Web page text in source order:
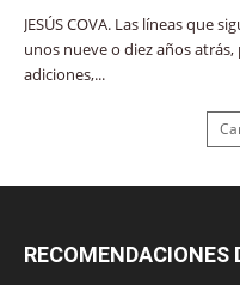
JESÚS COVA. Las líneas que
unos nueve o diez años
adiciones,...
RECOMENDACIONES